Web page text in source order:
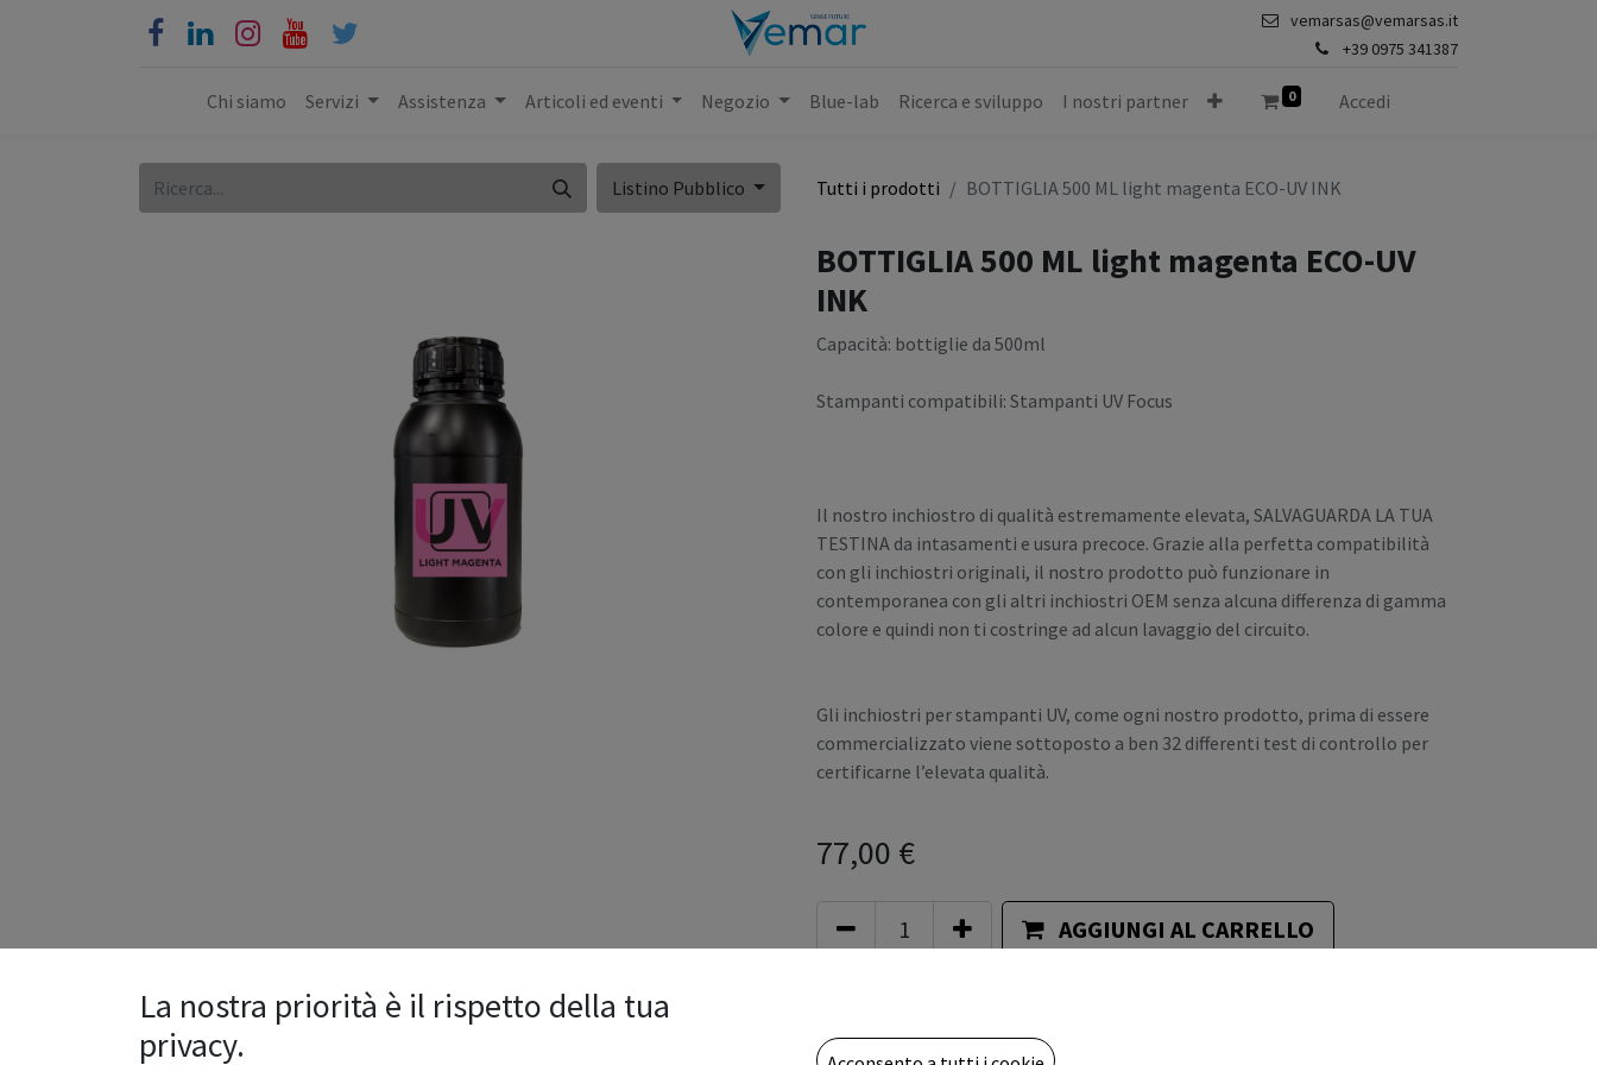
vemarsas@vemarsas.it
+39 0975 341387
Chi siamo Servizi Assistenza Articoli ed eventi Negozio Blue-lab Ricerca e sviluppo I nostri partner 0 Accedi
Listino Pubblico Tutti i prodotti BOTTIGLIA 500 ML light magenta ECO-UV INK
BOTTIGLIA 500 ML light magenta ECO-UV
INK
Capacità: bottiglie da 500ml
Stampanti compatibili: Stampanti UV Focus
Il nostro inchiostro di qualità estremamente elevata, SALVAGUARDA LA TUA
TESTINA da intasamenti e usura precoce. Grazie alla perfetta compatibilità
con gli inchiostri originali, il nostro prodotto può funzionare in
contemporanea con gli altri inchiostri OEM senza alcuna differenza di gamma
colore e quindi non ti costringe ad alcun lavaggio del circuito.
Gli inchiostri per stampanti UV, come ogni nostro prodotto, prima di essere
commercializzato viene sottoposto a ben 32 differenti test di controllo per
certificarne l’elevata qualità.
77,00 €
AGGIUNGI AL CARRELLO
Termini e condizioni
La nostra priorità è il rispetto della tua
privacy.